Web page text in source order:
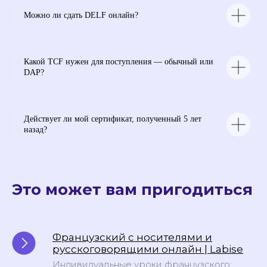
Можно ли сдать DELF онлайн?
Какой TCF нужен для поступления — обычный или
DAP?
Действует ли мой сертификат, полученный 5 лет
назад?
Это может вам пригодиться
Французский с носителями и
русскоговорящими онлайн | Labise
Индивидуальные уроки французского:
Английский язык
Франции
Высшее
Курс по поступлению
во Францию
Помощь с Alternance
Испанский язык
Итальянский язык
школы Labise, чтобы